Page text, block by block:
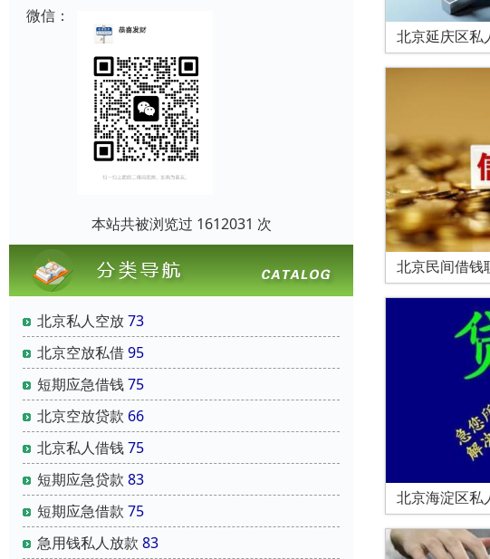
微信：
本站共被浏览过 1612031 次
北京私人空放73
北京空放私借95
短期应急借钱75
北京空放贷款 66
北京私人借钱75
短期应急贷款 83
短期应急借款 75
急用钱私人放款 83
北京延庆区私
北京民间借钱
北京海淀区私